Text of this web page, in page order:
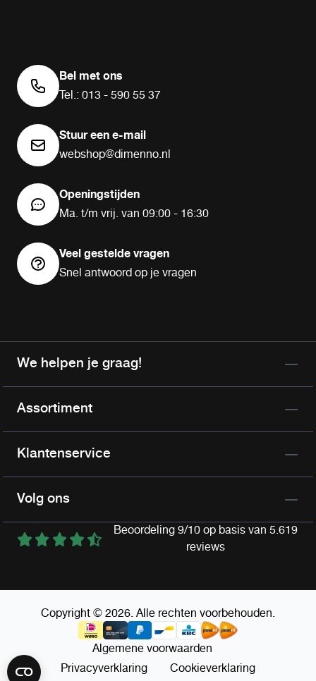
Bel met ons
Tel.: 013 - 590 55 37
Stuur een e-mail
webshop@dimenno.nl
Openingstijden
Ma. t/m vrij. van 09:00 - 16:30
Veel gestelde vragen
Snel antwoord op je vragen
We helpen je graag!
Assortiment
Klantenservice
Volg ons
Beoordeling 9/10 op basis van 5.619
reviews
Copyright © 2026. Alle rechten voorbehouden.
Algemene voorwaarden
Privacyverklaring
Cookieverklaring